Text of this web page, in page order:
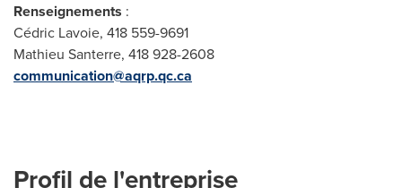
Renseignements :
Cédric Lavoie, 418 559-9691
Mathieu Santerre, 418 928-2608
communication@aqrp.qc.ca
Profil de l'entreprise